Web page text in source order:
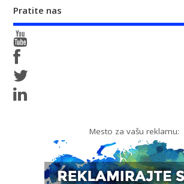
Pratite nas
Mesto za vašu reklamu: